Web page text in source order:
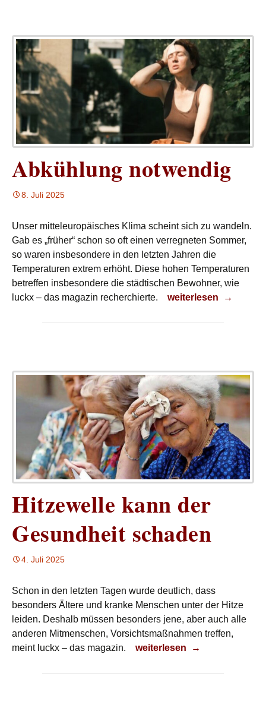
Abkühlung notwendig
8. Juli 2025
Unser mitteleuropäisches Klima scheint sich zu wandeln.
Gab es „früher“ schon so oft einen verregneten Sommer,
so waren insbesondere in den letzten Jahren die
Temperaturen extrem erhöht. Diese hohen Temperaturen
betreffen insbesondere die städtischen Bewohner, wie
luckx – das magazin recherchierte.
Abkühlung
weiterlesen →
Hitzewelle kann der
Gesundheit schaden
4. Juli 2025
Schon in den letzten Tagen wurde deutlich, dass
besonders Ältere und kranke Menschen unter der Hitze
leiden. Deshalb müssen besonders jene, aber auch alle
anderen Mitmenschen, Vorsichtsmaßnahmen treffen,
meint luckx – das magazin.
Hitzewelle kann der
weiterlesen →